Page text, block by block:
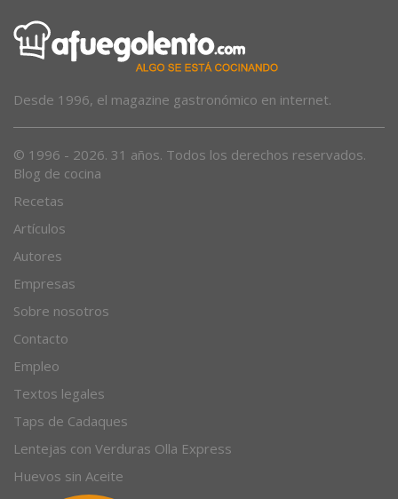
Desde 1996, el magazine gastronómico en internet.
© 1996 - 2026. 31 años. Todos los derechos reservados.
Blog de cocina
Recetas
Artículos
Autores
Empresas
Sobre nosotros
Contacto
Empleo
Textos legales
Taps de Cadaques
Lentejas con Verduras Olla Express
Huevos sin Aceite